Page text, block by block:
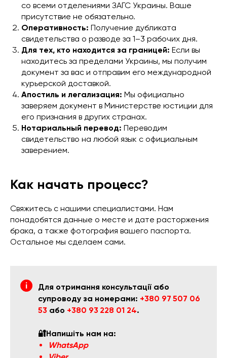
со всеми отделениями ЗАГС Украины. Ваше
присутствие не обязательно.
Оперативность: Получение дубликата
свидетельства о разводе за 1–3 рабочих дня.
Для тех, кто находится за границей: Если вы
находитесь за пределами Украины, мы получим
документ за вас и отправим его международной
курьерской доставкой.
Апостиль и легализация: Мы официально
заверяем документ в Министерстве юстиции для
его признания в других странах.
Нотариальный перевод: Переводим
свидетельство на любой язык с официальным
заверением.
Как начать процесс?
Свяжитесь с нашими специалистами. Нам
понадобятся данные о месте и дате расторжения
брака, а также фотография вашего паспорта.
Остальное мы сделаем сами.
Для отримання консультації або
супроводу за номерами: +380 97 507 06
53 або +380 93 228 01 24.
🔐Напишіть нам на:
WhatsApp